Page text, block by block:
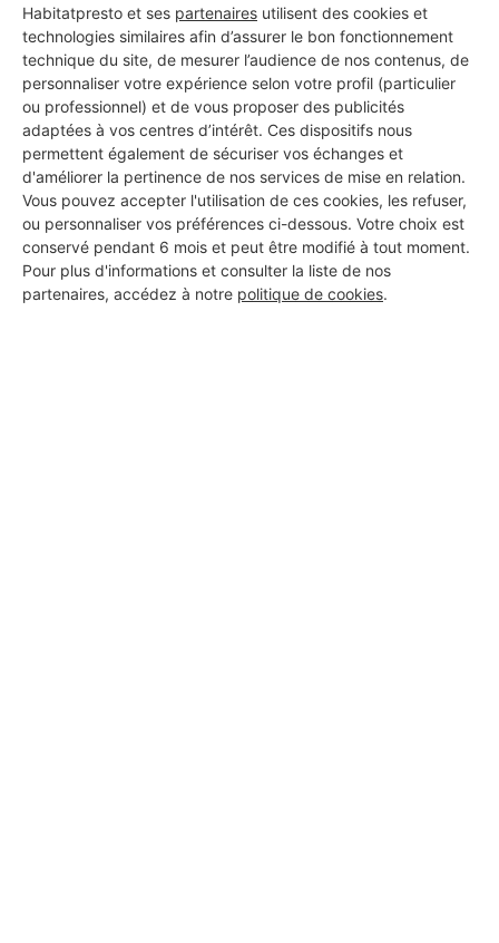
Habitatpresto et ses partenaires utilisent des cookies et
technologies similaires afin d’assurer le bon fonctionnement
technique du site, de mesurer l’audience de nos contenus, de
personnaliser votre expérience selon votre profil (particulier
ou professionnel) et de vous proposer des publicités
adaptées à vos centres d’intérêt. Ces dispositifs nous
permettent également de sécuriser vos échanges et
d'améliorer la pertinence de nos services de mise en relation.
Vous pouvez accepter l'utilisation de ces cookies, les refuser,
ou personnaliser vos préférences ci-dessous. Votre choix est
conservé pendant 6 mois et peut être modifié à tout moment.
Pour plus d'informations et consulter la liste de nos
partenaires, accédez à notre politique de cookies.